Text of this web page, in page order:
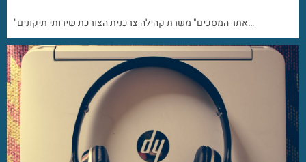
"אתר המסכים" משרת קהילה צרכנית הצורכת שירותי תיקונים…